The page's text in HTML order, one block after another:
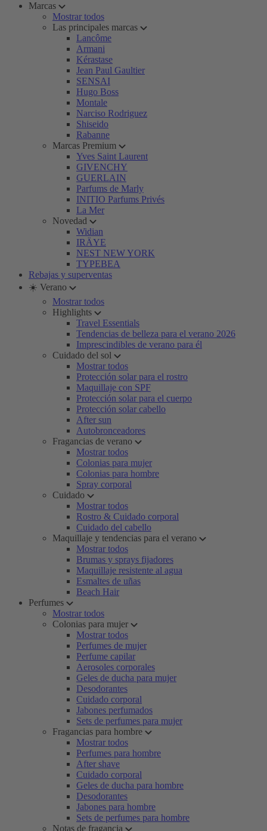
Marcas
Mostrar todos
Las principales marcas
Lancôme
Armani
Kérastase
Jean Paul Gaultier
SENSAI
Hugo Boss
Montale
Narciso Rodriguez
Shiseido
Rabanne
Marcas Premium
Yves Saint Laurent
GIVENCHY
GUERLAIN
Parfums de Marly
INITIO Parfums Privés
La Mer
Novedad
Widian
IRÄYE
NEST NEW YORK
TYPEBEA
Rebajas y superventas
☀️ Verano
Mostrar todos
Highlights
Travel Essentials
Tendencias de belleza para el verano 2026
Imprescindibles de verano para él
Cuidado del sol
Mostrar todos
Protección solar para el rostro
Maquillaje con SPF
Protección solar para el cuerpo
Protección solar cabello
After sun
Autobronceadores
Fragancias de verano
Mostrar todos
Colonias para mujer
Colonias para hombre
Spray corporal
Cuidado
Mostrar todos
Rostro & Cuidado corporal
Cuidado del cabello
Maquillaje y tendencias para el verano
Mostrar todos
Brumas y sprays fijadores
Maquillaje resistente al agua
Esmaltes de uñas
Beach Hair
Perfumes
Mostrar todos
Colonias para mujer
Mostrar todos
Perfumes de mujer
Perfume capilar
Aerosoles corporales
Geles de ducha para mujer
Desodorantes
Cuidado corporal
Jabones perfumados
Sets de perfumes para mujer
Fragancias para hombre
Mostrar todos
Perfumes para hombre
After shave
Cuidado corporal
Geles de ducha para hombre
Desodorantes
Jabones para hombre
Sets de perfumes para hombre
Notas de fragancia